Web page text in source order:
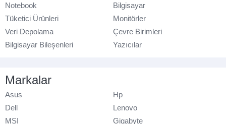
Notebook
Bilgisayar
Tüketici Ürünleri
Monitörler
Veri Depolama
Çevre Birimleri
Bilgisayar Bileşenleri
Yazıcılar
Markalar
Asus
Hp
Dell
Lenovo
MSI
Gigabyte